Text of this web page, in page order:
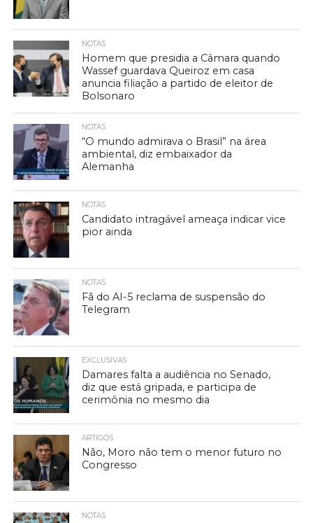
NOTAS
Homem que presidia a Câmara quando
Wassef guardava Queiroz em casa
anuncia filiação a partido de eleitor de
Bolsonaro
NOTAS
“O mundo admirava o Brasil” na área
ambiental, diz embaixador da
Alemanha
NOTAS
Candidato intragável ameaça indicar vice
pior ainda
NOTAS
Fã do AI-5 reclama de suspensão do
Telegram
EXCLUSIVAS
Damares falta a audiência no Senado,
diz que está gripada, e participa de
cerimônia no mesmo dia
ARTIGOS
Não, Moro não tem o menor futuro no
Congresso
NOTAS